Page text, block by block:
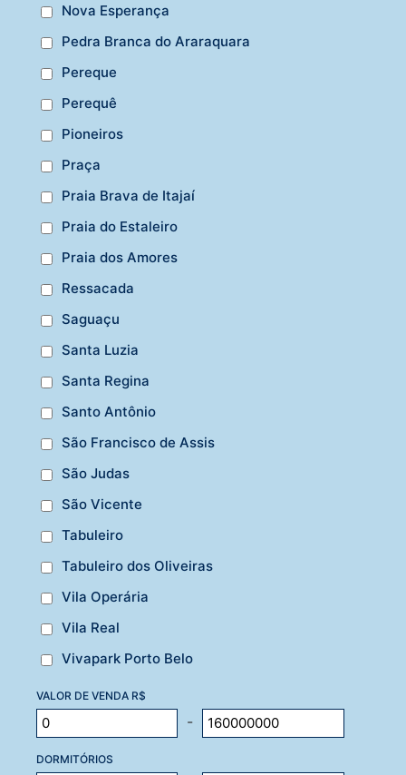
Nova Esperança
Pedra Branca do Araraquara
Pereque
Perequê
Pioneiros
Praça
Praia Brava de Itajaí
Praia do Estaleiro
Praia dos Amores
Ressacada
Saguaçu
Santa Luzia
Santa Regina
Santo Antônio
São Francisco de Assis
São Judas
São Vicente
Tabuleiro
Tabuleiro dos Oliveiras
Vila Operária
Vila Real
Vivapark Porto Belo
VALOR DE VENDA R$
-
DORMITÓRIOS